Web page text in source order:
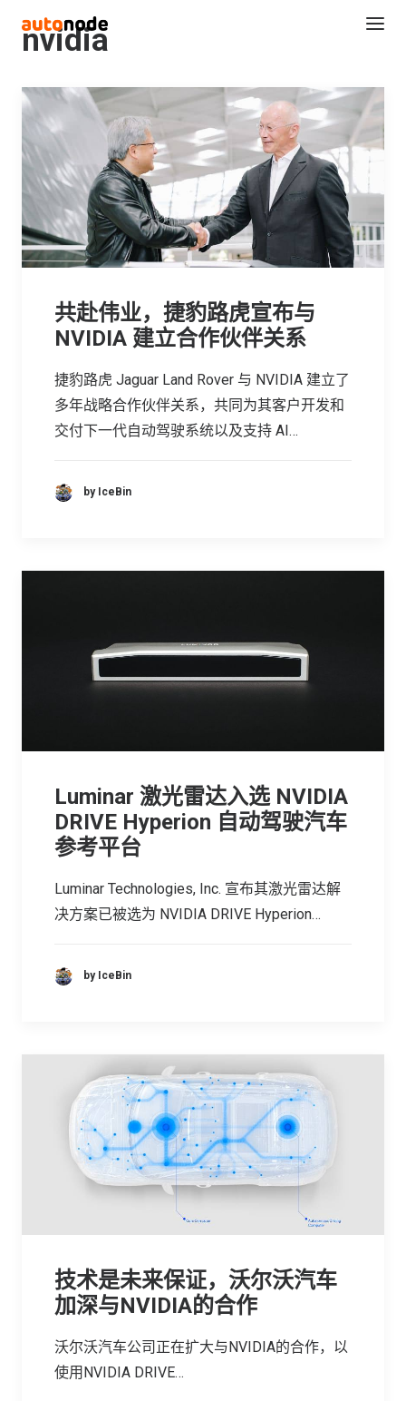
Search
nvidia
共赴伟业，捷豹路虎宣布与
NVIDIA 建立合作伙伴关系
捷豹路虎 Jaguar Land Rover 与 NVIDIA 建立了
多年战略合作伙伴关系，共同为其客户开发和
交付下一代自动驾驶系统以及支持 AI…
by IceBin
Luminar 激光雷达入选 NVIDIA
DRIVE Hyperion 自动驾驶汽车
参考平台
Luminar Technologies, Inc. 宣布其激光雷达解
决方案已被选为 NVIDIA DRIVE Hyperion…
by IceBin
技术是未来保证，沃尔沃汽车
加深与NVIDIA的合作
沃尔沃汽车公司正在扩大与NVIDIA的合作，以
使用NVIDIA DRIVE…